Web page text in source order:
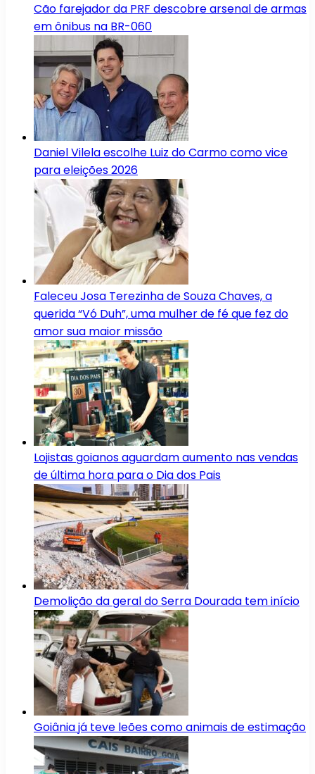
Cão farejador da PRF descobre arsenal de armas
em ônibus na BR-060
Daniel Vilela escolhe Luiz do Carmo como vice
para eleições 2026
Faleceu Josa Terezinha de Souza Chaves, a
querida “Vó Duh”, uma mulher de fé que fez do
amor sua maior missão
Lojistas goianos aguardam aumento nas vendas
de última hora para o Dia dos Pais
Demolição da geral do Serra Dourada tem início
Goiânia já teve leões como animais de estimação